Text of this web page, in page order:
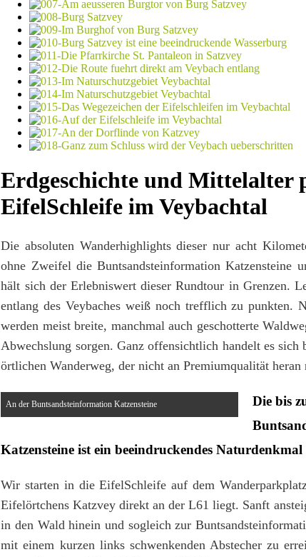
Erdgeschichte und Mittelalter
EifelSchleife im Veybachtal
Die absoluten Wanderhighlights dieser nur acht
ohne Zweifel die Buntsandsteinformation Katzensteine
hält sich der Erlebniswert dieser Rundtour in Grenzen.
entlang des Veybaches weiß noch trefflich zu punkten.
werden meist breite, manchmal auch geschotterte
Abwechslung sorgen. Ganz offensichtlich handelt es
örtlichen Wanderweg, der nicht an Premiumqualität heran
An der Buntsandsteinformation Katzensteine
Die bis
Katzensteine ist ein beeindruckendes Naturdenkmal
Wir starten in die EifelSchleife auf dem
Eifelörtchens Katzvey direkt an der L61 liegt. Sanft
in den Wald hinein und sogleich zur
mit einem kurzen links schwenkenden Abstecher zu